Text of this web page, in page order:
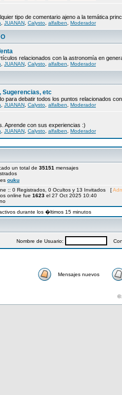
tipo de comentario ajeno a la temática
JUANAN Calysto alfalben Moderador
relacionados con la astronomía en
JUANAN Calysto alfalben Moderador
Sugerencias, etc
para debatir todos los puntos relacionados
JUANAN Calysto alfalben Moderador
Aprende con sus experiencias :)
JUANAN Calysto alfalben Moderador
un total de 35151 mensajes
ouku
:: 0 Registrados, 0 Ocultos y 13 Invitados [
online fue 1623 el 27 Oct 2025 10:40
durante los �ltimos 15 minutos
Nombre de Usuario:
Mensajes nuevos
©